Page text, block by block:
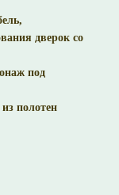
дверок со
под
полотен